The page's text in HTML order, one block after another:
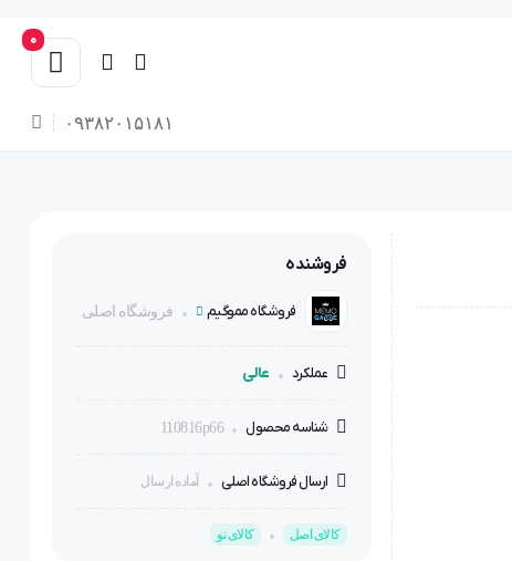
0
۰۹۳۸۲۰۱۵۱۸۱
فروشنده
فروشگاه مموگیم فروشگاه اصلی
عملکرد عالی
شناسه محصول 110816p66
ارسال فروشگاه اصلی آماده ارسال
کالای اصل کالای نو